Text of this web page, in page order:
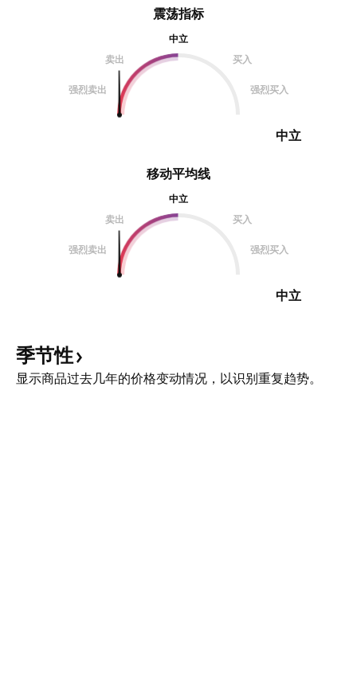
震荡指标
中立
卖出
买入
强烈卖出 强烈买入
中立
移动平均线
中立
卖出
买入
强烈卖出 强烈买入
中立
季节性
显示商品过去几年的价格变动情况，以识别重复趋势。